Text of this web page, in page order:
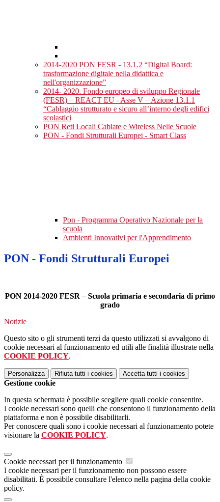
2014-2020 PON FESR - 13.1.2 “Digital Board:
trasformazione digitale nella didattica e
nell'organizzazione”
2014- 2020. Fondo europeo di sviluppo Regionale
(FESR) – REACT EU - Asse V – Azione 13.1.1
“Cablaggio strutturato e sicuro all’interno degli edifici
scolastici
PON Reti Locali Cablate e Wireless Nelle Scuole
PON - Fondi Strutturali Europei - Smart Class
Pon - Programma Operativo Nazionale per la
scuola
Ambienti Innovativi per l'Apprendimento
PON - Fondi Strutturali Europei
PON 2014-2020 FESR – Scuola primaria e secondaria di primo
grado
Notizie
Questo sito o gli strumenti terzi da questo utilizzati si avvalgono di
cookie necessari al funzionamento ed utili alle finalità illustrate nella
COOKIE POLICY.
Personalizza Rifiuta tutti i cookies Accetta tutti i cookies
Gestione cookie
In questa schermata è possibile scegliere quali cookie consentire.
I cookie necessari sono quelli che consentono il funzionamento della
piattaforma e non è possibile disabilitarli.
Per conoscere quali sono i cookie necessari al funzionamento potete
visionare la COOKIE POLICY.
Cookie necessari per il funzionamento
I cookie necessari per il funzionamento non possono essere
disabilitati. È possibile consultare l'elenco nella pagina della cookie
policy.